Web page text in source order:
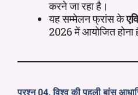
करने जा रहा है।
यह सम्मेलन फ्रांस के
2026 में आयोजित होना
प्रश्न 04. विश्व की पहली बांस